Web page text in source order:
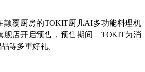
颠覆厨房的TOKIT厨几AI多功能料理机
舰店开启预售，预售期间，TOKIT为消
等多重好礼。